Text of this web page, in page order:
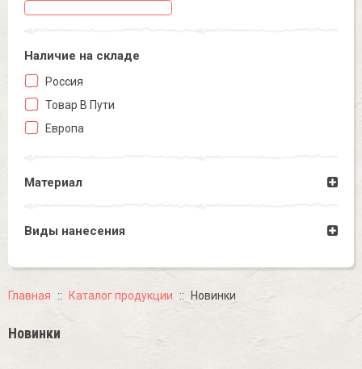
Наличие на складe
Россия
Товар В Пути
Европа
Материал
Виды нанесения
Главная Каталог продукции Новинки
Новинки